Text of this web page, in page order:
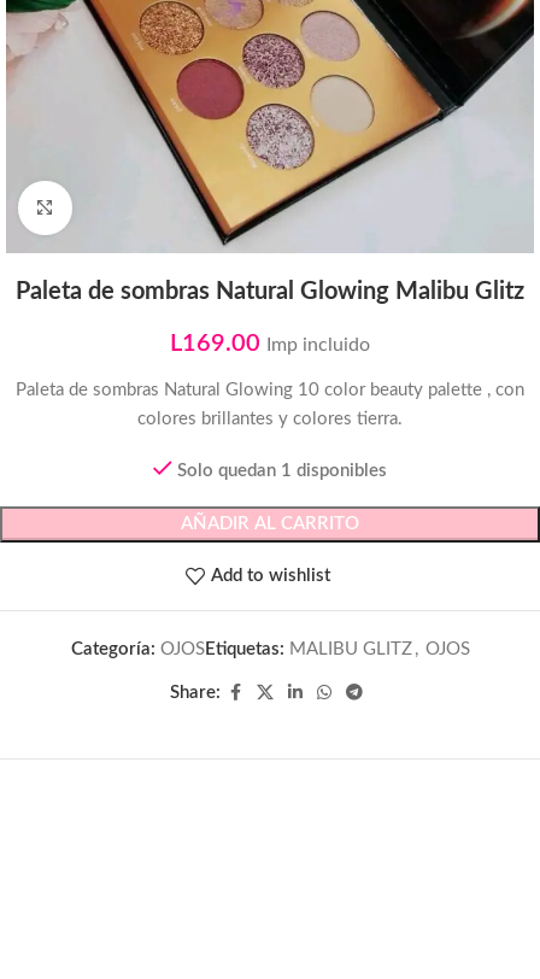
Click to enlarge
Paleta de sombras Natural Glowing Malibu Glitz
L169.00 Imp incluido
Paleta de sombras Natural Glowing 10 color beauty palette , con
colores brillantes y colores tierra.
Solo quedan 1 disponibles
AÑADIR AL CARRITO
Add to wishlist
Categoría: OJOSEtiquetas: MALIBU GLITZ , OJOS
Share: